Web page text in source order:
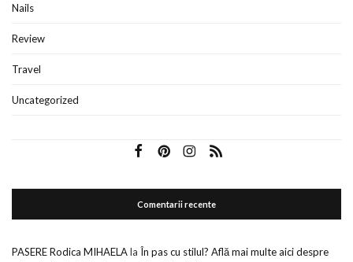
Nails
Review
Travel
Uncategorized
Comentarii recente
PASERE Rodica MIHAELAla În pas cu stilul? Află mai multe aici despre